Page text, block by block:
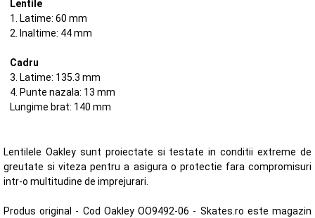
Lentile
1. Latime: 60 mm
2. Inaltime: 44 mm
Cadru
3. Latime: 135.3 mm
4. Punte nazala: 13 mm
Lungime brat: 140 mm
Lentilele Oakley sunt proiectate si testate in conditii extreme de
greutate si viteza pentru a asigura o protectie fara compromisuri
intr-o multitudine de imprejurari.
Produs original - Cod Oakley OO9492-06 - Skates.ro este magazin